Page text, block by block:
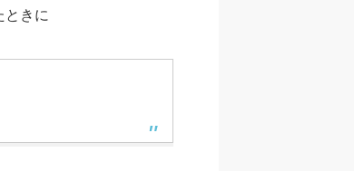
ときに